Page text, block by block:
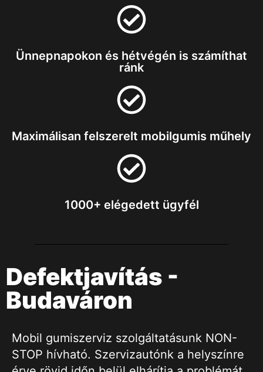
Ünnepnapokon és hétvégén is számíthat
ránk
Maximálisan felszerelt mobilgumis műhely
1000+ elégedett ügyfél
Defektjavítás -
Budaváron
Mobil gumiszerviz szolgáltatásunk NON-
STOP hívható. Szervizautónk a helyszínre